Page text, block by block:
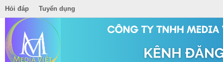
Hỏi đáp Tuyển dụng